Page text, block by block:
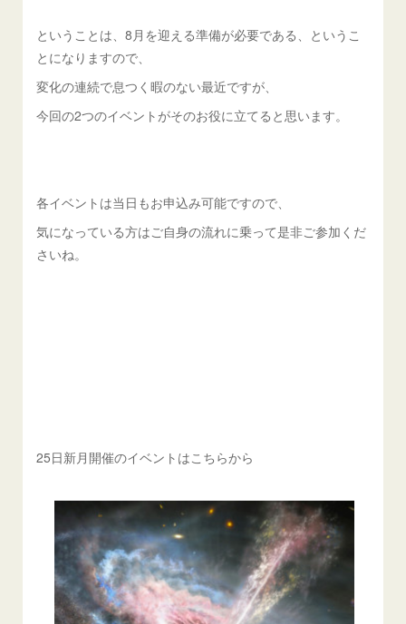
ということは、8月を迎える準備が必要である、というこ
とになりますので、
変化の連続で息つく暇のない最近ですが、
今回の2つのイベントがそのお役に立てると思います。
各イベントは当日もお申込み可能ですので、
気になっている方はご自身の流れに乗って是非ご参加くだ
さいね。
25日新月開催のイベントはこちらから